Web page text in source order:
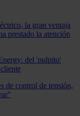
la gran ventaja
prestado la atención
del 'pulpito'
de control de tensión,